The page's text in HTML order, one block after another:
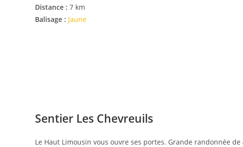
Distance : 7 km
Balisage : Jaune
Sentier Les Chevreuils
Le Haut Limousin vous ouvre ses portes. Grande randonnée